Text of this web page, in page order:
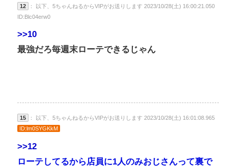
12
： 以下、5ちゃんねるからVIPがお送りします 2023/10/28(土) 16:00:21.050
ID:Blc04erw0
>>10
最強だろ毎週末ローテできるじゃん
15
： 以下、5ちゃんねるからVIPがお送りします 2023/10/28(土) 16:01:08.965
ID:lm0SYGKkM
>>12
ローテしてるから店員に1人のみおじさんって裏で